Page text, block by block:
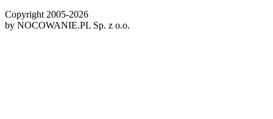
Copyright 2005-2026
by NOCOWANIE.PL Sp. z o.o.